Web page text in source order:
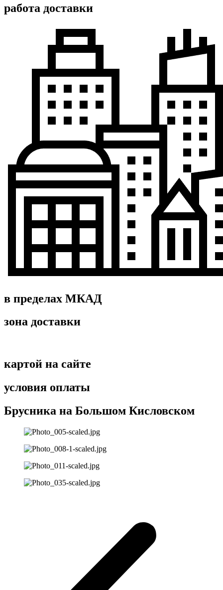
работа доставки
в пределах МКАД
зона доставки
картой на сайте
условия оплаты
Брусника на Большом Кисловском